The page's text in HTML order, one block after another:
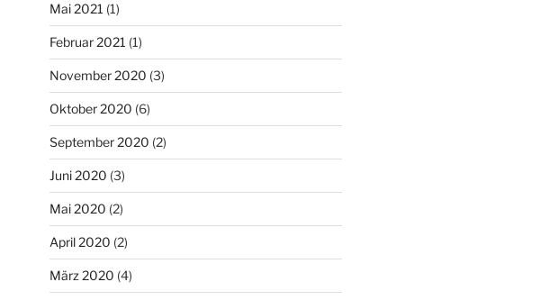
Mai 2021 (1)
Februar 2021 (1)
November 2020 (3)
Oktober 2020 (6)
September 2020 (2)
Juni 2020 (3)
Mai 2020 (2)
April 2020 (2)
März 2020 (4)